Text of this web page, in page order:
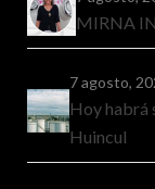
MIRNA
7 agosto,
Hoy habrá
Huincul